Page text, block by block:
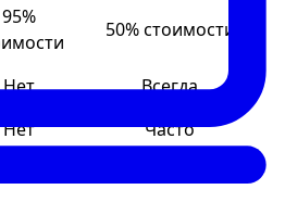
95%
50% стоимости
Нет
Всегда
Нет
Часто